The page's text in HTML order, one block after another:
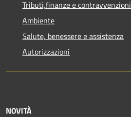
Tributi,finanze e contravvenzioni
Ambiente
Salute, benessere e assistenza
Autorizzazioni
NOVITÀ